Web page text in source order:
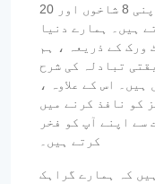
ماہانہ 200،000 صارفین کو اپنی 8 شاخوں اور 20
ہیں۔ ہمارے دنیا
ورک کے ذریعہ ، ہم
تبادلہ کی شرح
اس کے علاوہ ،
کو نافذ کرنے میں
سے اپنے آپ کو فخر
کرتے ہیں۔
کہ ہمارے گراہک